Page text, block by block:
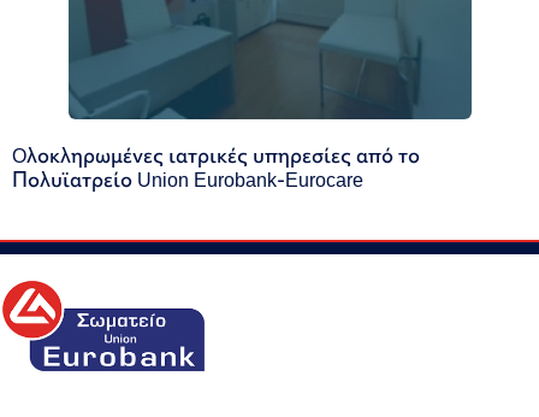
Oλοκληρωμένες ιατρικές υπηρεσίες από το
Πολυϊατρείο Union Eurobank-Eurocare